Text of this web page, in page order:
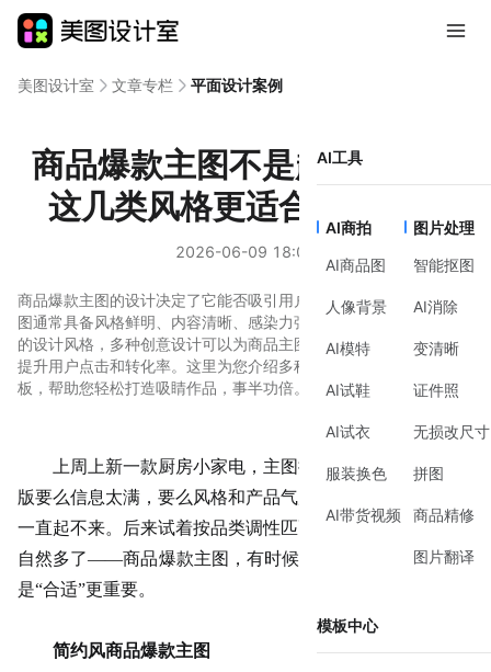
AI工具
AI商拍
AI商品图
人像背景
AI模特
AI试鞋
AI试衣
服装换色
AI带货视频
图片处理
智能抠图
AI消除
变清晰
证件照
无损改尺寸
拼图
商品精修
图片翻译
模板中心
美图设计室 文章专栏 平面设计案例
商品爆款主图不是越花越好，
这几类风格更适合日常实操
2026-06-09 18:04
商品爆款主图的设计决定了它能否吸引用户眼球。好的商品爆款主
图通常具备风格鲜明、内容清晰、感染力强的特点。通过选择合适
的设计风格，多种创意设计可以为商品主图注入独特魅力，进一步
提升用户点击和转化率。这里为您介绍多种风格的爆款主图设计模
板，帮助您轻松打造吸睛作品，事半功倍。
上周上新一款厨房小家电，主图换了三次才定稿。前两
版要么信息太满，要么风格和产品气质不搭，后台点击数据
一直起不来。后来试着按品类调性匹配视觉风格，效果反而
自然多了——商品爆款主图，有时候真不是“好看”就行，而
是“合适”更重要。
简约风商品爆款主图